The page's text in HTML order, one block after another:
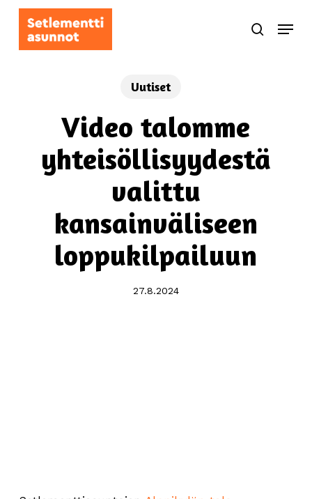
Skip
search
Menu
Uutiset
Video talomme
yhteisöllisyydestä
valittu
kansainväliseen
loppukilpailuun
27.8.2024